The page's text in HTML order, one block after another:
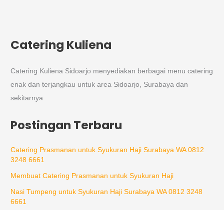
Catering Kuliena
Catering Kuliena Sidoarjo menyediakan berbagai menu catering
enak dan terjangkau untuk area Sidoarjo, Surabaya dan
sekitarnya
Postingan Terbaru
Catering Prasmanan untuk Syukuran Haji Surabaya WA 0812
3248 6661
Membuat Catering Prasmanan untuk Syukuran Haji
Nasi Tumpeng untuk Syukuran Haji Surabaya WA 0812 3248
6661